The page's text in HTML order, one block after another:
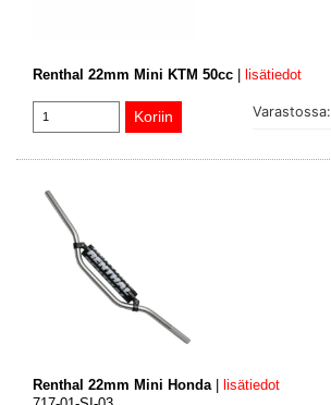
Renthal 22mm Mini KTM 50cc | lisätiedot
Varastossa:
Renthal 22mm Mini Honda
lisätiedot